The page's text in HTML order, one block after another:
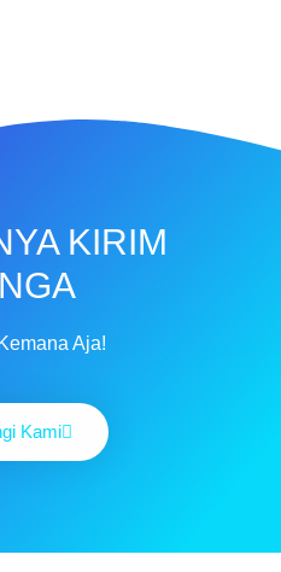
KIRIM
Aja!
Kami